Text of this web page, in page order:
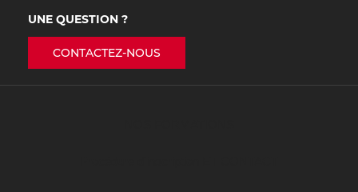
UNE QUESTION ?
CONTACTEZ-NOUS